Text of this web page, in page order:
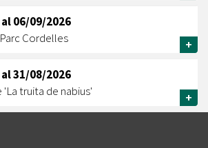
al06/09/2026
Cordelles
+
al31/08/2026
truita de nabius'
+